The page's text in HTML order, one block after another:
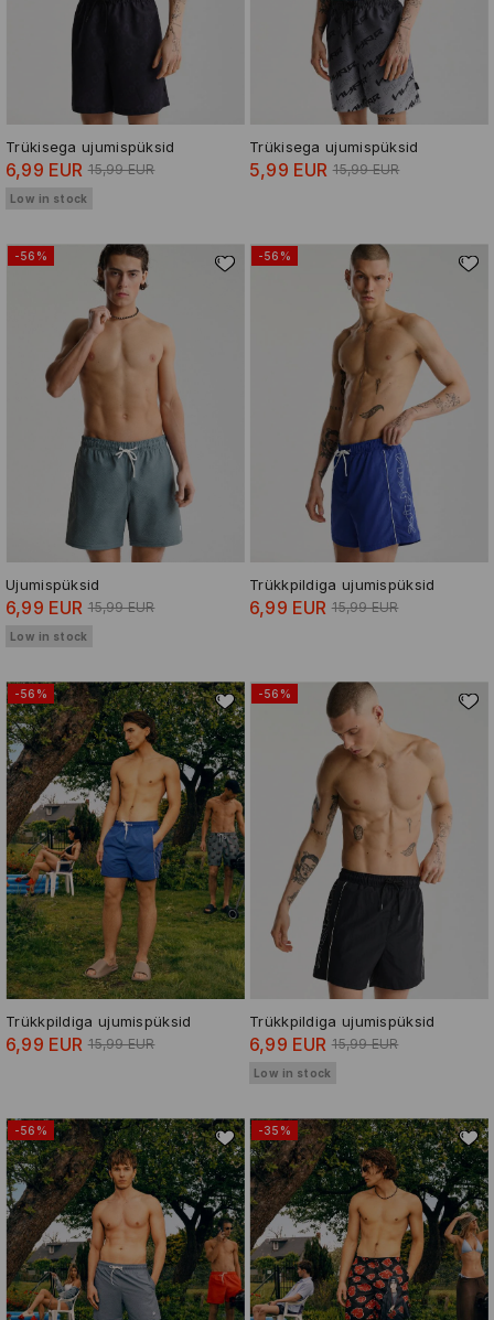
Trükisega ujumispüksid
6,99 EUR 15,99 EUR
Low in stock
Trükisega ujumispüksid
5,99 EUR 15,99 EUR
-56%
Ujumispüksid
6,99 EUR 15,99 EUR
Low in stock
-56%
Trükkpildiga ujumispüksid
6,99 EUR 15,99 EUR
-56%
Trükkpildiga ujumispüksid
6,99 EUR 15,99 EUR
-56%
Trükkpildiga ujumispüksid
6,99 EUR 15,99 EUR
Low in stock
-56% -35%